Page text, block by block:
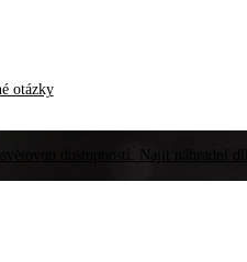
otázky
dostupností. Najít náhradní